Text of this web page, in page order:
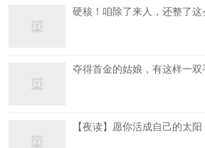
硬核！咱除了来人，还整了这
夺得首金的姑娘，有这样一
【夜读】愿你活成自己的太